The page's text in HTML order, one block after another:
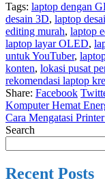
Tags: laptop dengan
desain 3D, laptop
editing murah, laptop
laptop layar OLED,
untuk YouTuber,
konten, lokasi pusat
rekomendasi laptop
Share: Facebook
Komputer Hemat
Cara Mengatasi
Search
Recent Posts